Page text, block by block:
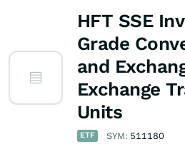
HFT SSE
Grade
and
Exchange
Units
ETF SYM: 511180